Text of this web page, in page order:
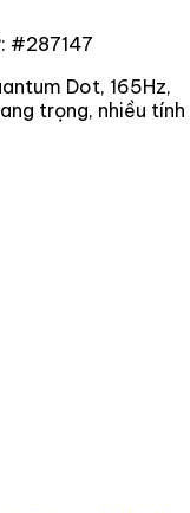
#287147
Dot, 165Hz,
trọng, nhiều tính